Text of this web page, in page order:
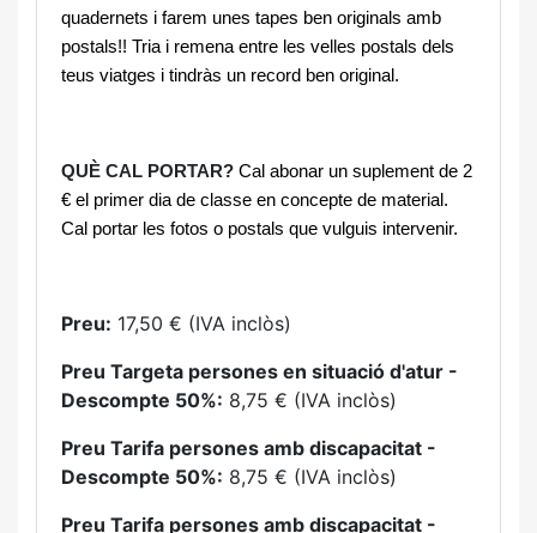
quadernets i farem unes tapes ben originals amb
postals!! Tria i remena entre les velles postals dels
teus viatges i tindràs un record ben original.
QUÈ CAL PORTAR? Cal abonar un suplement de 2
€ el primer dia de classe en concepte de material.
Cal portar les fotos o postals que vulguis intervenir.
Preu: 17,50 € (IVA inclòs)
Preu Targeta persones en situació d'atur -
Descompte 50%: 8,75 € (IVA inclòs)
Preu Tarifa persones amb discapacitat -
Descompte 50%: 8,75 € (IVA inclòs)
Preu Tarifa persones amb discapacitat -